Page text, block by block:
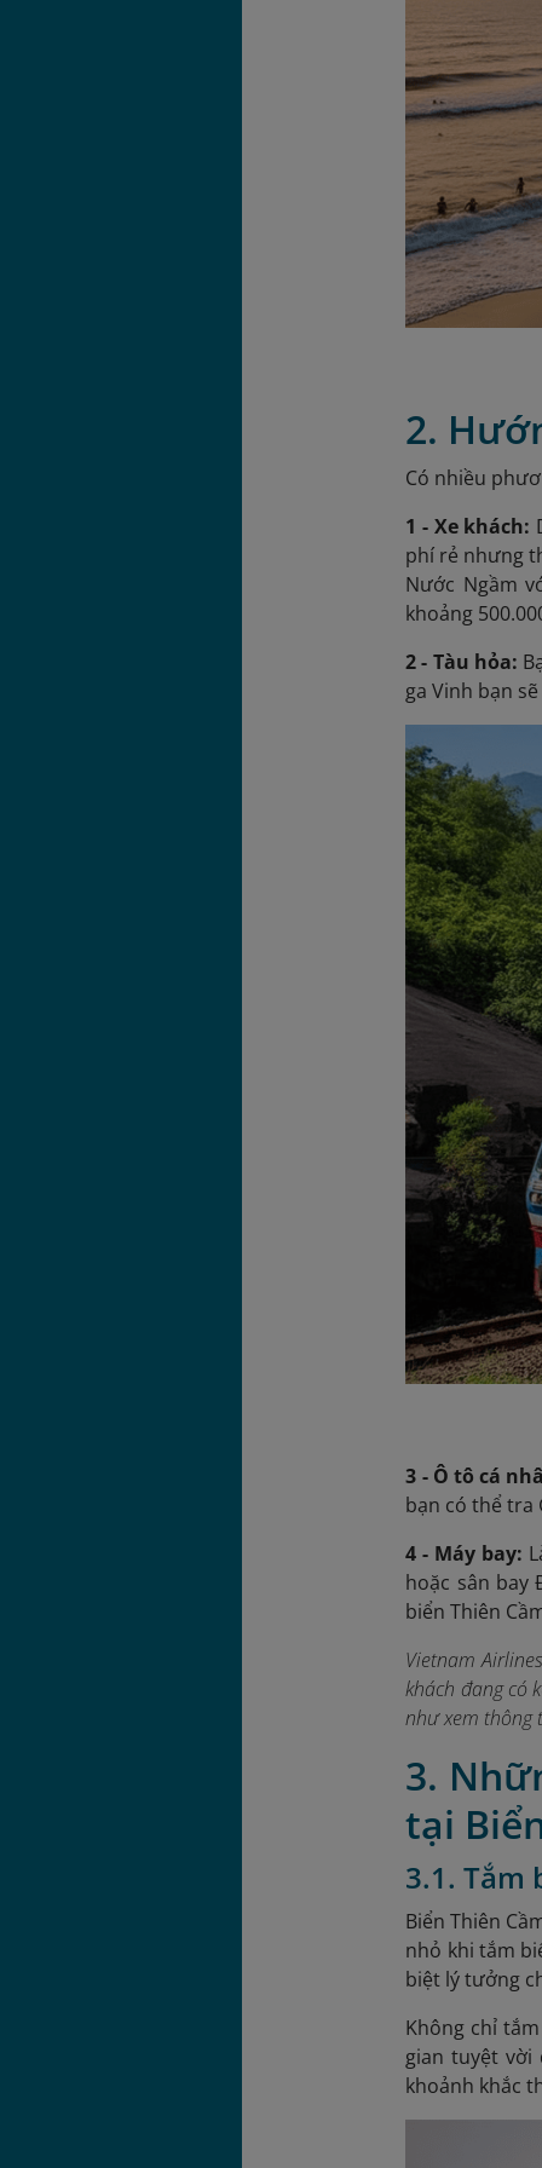
2.
Có nhiều
1 - Xe khách:
phí rẻ nhưng
Nước Ngầm
khoảng
2 - Tàu hỏa:
ga Vinh bạn
3 - Ô tô cá
bạn có thể tra
4 - Máy bay:
hoặc sân bay
biển Thiên
Vietnam
khách đang có
như xem thông
3.
tại
3.1. Tắm
Biển Thiên
nhỏ khi tắm
biệt lý tưởng
Không chỉ
gian tuyệt vời
khoảnh khắc